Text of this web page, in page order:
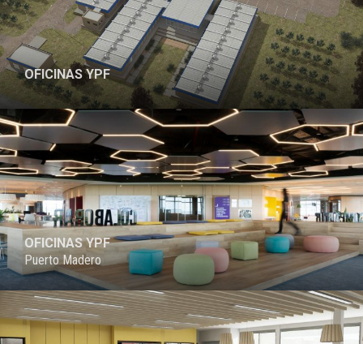
OFICINAS YPF
PROYECTO
OFICINAS YPF
Puerto Madero
PROYECTO